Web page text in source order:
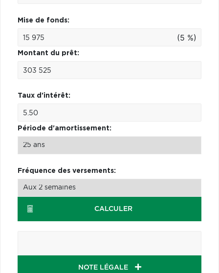
Mise de fonds:
(5 %)
Montant du prêt:
Taux d'intérêt:
Période d'amortissement:
Fréquence des versements:
CALCULER
NOTE LÉGALE